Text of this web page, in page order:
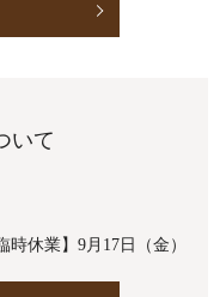
いて
休業】9月17日（金）